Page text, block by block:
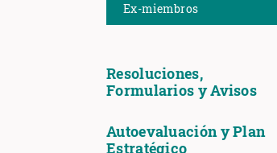
Ex-miembros
Resoluciones,
Formularios y Avisos
Autoevaluación y Plan
Estratégico